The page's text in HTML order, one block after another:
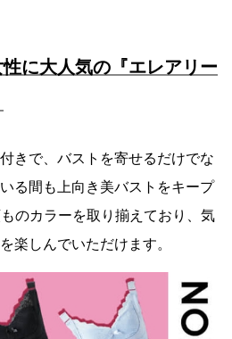
に大人気の『エレアリー
きで、バストを寄せるだけでな
る間も上向き美バストをキープ
のカラーを取り揃えており、気
楽しんでいただけます。